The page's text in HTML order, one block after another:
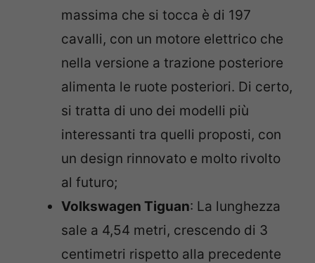
massima che si tocca è di 197
cavalli, con un motore elettrico che
nella versione a trazione posteriore
alimenta le ruote posteriori. Di certo,
si tratta di uno dei modelli più
interessanti tra quelli proposti, con
un design rinnovato e molto rivolto
al futuro;
Volkswagen Tiguan: La lunghezza
sale a 4,54 metri, crescendo di 3
centimetri rispetto alla precedente